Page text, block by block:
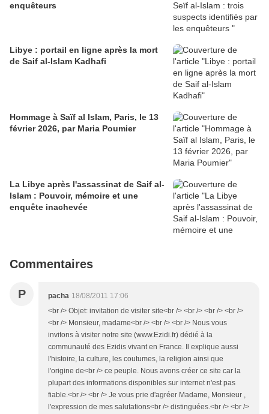
enquêteurs
Libye : portail en ligne après la mort
de Saif al-Islam Kadhafi
Hommage à Saïf al Islam, Paris, le 13
février 2026, par Maria Poumier
La Libye après l'assassinat de Saif al-
Islam : Pouvoir, mémoire et une
enquête inachevée
Commentaires
P pacha 18/08/2011 17:06
<br /> Objet: invitation de visiter site<br /> <br /> <br /> <br />
<br /> Monsieur, madame<br /> <br /> <br /> Nous vous
invitons à visiter notre site (www.Ezidi.fr) dédié à la
communauté des Ezidis vivant en France. Il explique aussi
l'histoire, la culture, les coutumes, la religion ainsi que
l'origine de<br /> ce peuple. Nous avons créer ce site car la
plupart des informations disponibles sur internet n'est pas
fiable.<br /> <br /> Je vous prie d'agréer Madame, Monsieur ,
l'expression de mes salutations<br /> distinguées.<br /> <br />